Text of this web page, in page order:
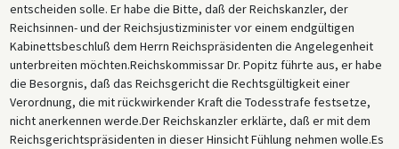
entscheiden solle. Er habe die Bitte, daß der Reichskanzler, der
Reichsinnen- und der Reichsjustizminister vor einem endgültigen
Kabinettsbeschluß dem Herrn Reichspräsidenten die Angelegenheit
unterbreiten möchten.Reichskommissar Dr. Popitz führte aus, er habe
die Besorgnis, daß das Reichsgericht die Rechtsgültigkeit einer
Verordnung, die mit rückwirkender Kraft die Todesstrafe festsetze,
nicht anerkennen werde.Der Reichskanzler erklärte, daß er mit dem
Reichsgerichtspräsidenten in dieser Hinsicht Fühlung nehmen wolle.Es